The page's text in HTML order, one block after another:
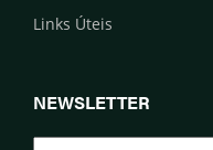
Links Úteis
NEWSLETTER